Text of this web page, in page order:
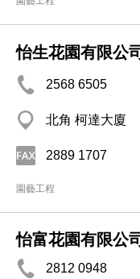
怡生花園有限公司
2568 6505
北角 柯達大廈
2889 1707
園藝工程
怡富花園有限公司
2812 0948